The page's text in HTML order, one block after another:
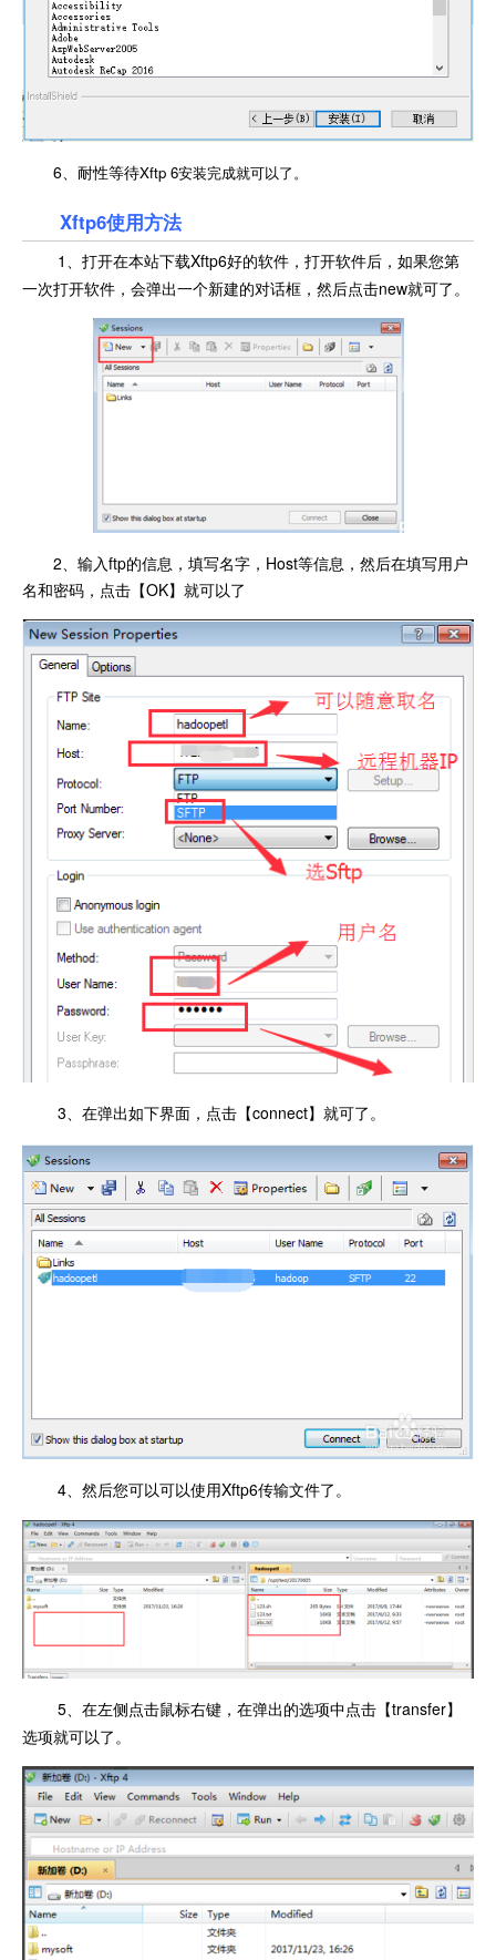
6、耐性等待Xftp 6安装完成就可以了。
Xftp6使用方法
1、打开在本站下载Xftp6好的软件，打开软件后，如果您第
一次打开软件，会弹出一个新建的对话框，然后点击new就可了。
2、输入ftp的信息，填写名字，Host等信息，然后在填写用户
名和密码，点击【OK】就可以了
3、在弹出如下界面，点击【connect】就可了。
4、然后您可以可以使用Xftp6传输文件了。
5、在左侧点击鼠标右键，在弹出的选项中点击【transfer】
选项就可以了。